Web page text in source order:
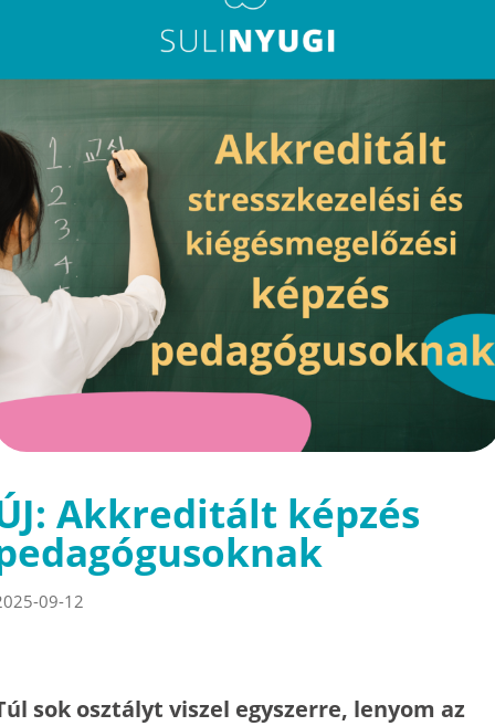
Akkreditált képzés
09-12
sok osztályt viszel egyszerre, lenyom az